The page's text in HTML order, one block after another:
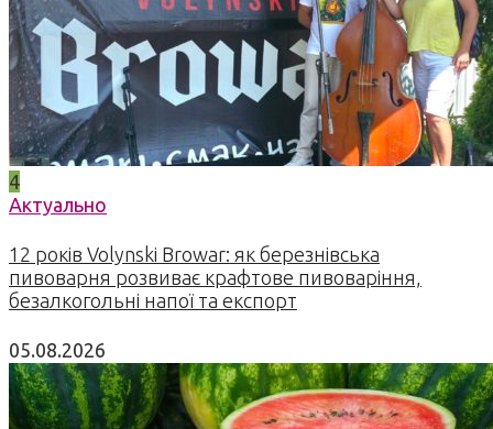
4
Актуально
12 років Volynski Browar: як березнівська
пивоварня розвиває крафтове пивоваріння,
безалкогольні напої та експорт
05.08.2026